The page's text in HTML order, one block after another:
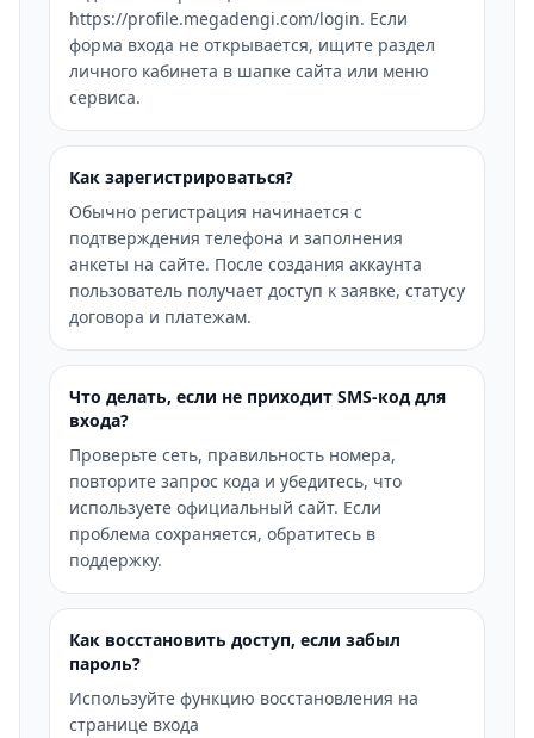
https://profile.megadengi.com/login. Если
форма входа не открывается, ищите раздел
личного кабинета в шапке сайта или меню
сервиса.
Как зарегистрироваться?
Обычно регистрация начинается с
подтверждения телефона и заполнения
анкеты на сайте. После создания аккаунта
пользователь получает доступ к заявке, статусу
договора и платежам.
Что делать, если не приходит SMS-код для
входа?
Проверьте сеть, правильность номера,
повторите запрос кода и убедитесь, что
используете официальный сайт. Если
проблема сохраняется, обратитесь в
поддержку.
Как восстановить доступ, если забыл
пароль?
Используйте функцию восстановления на
странице входа